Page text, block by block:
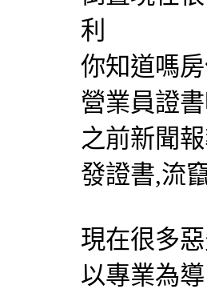
利
你知道嗎
營業員證
之前新聞
發證書,流
現在很多
以專業為